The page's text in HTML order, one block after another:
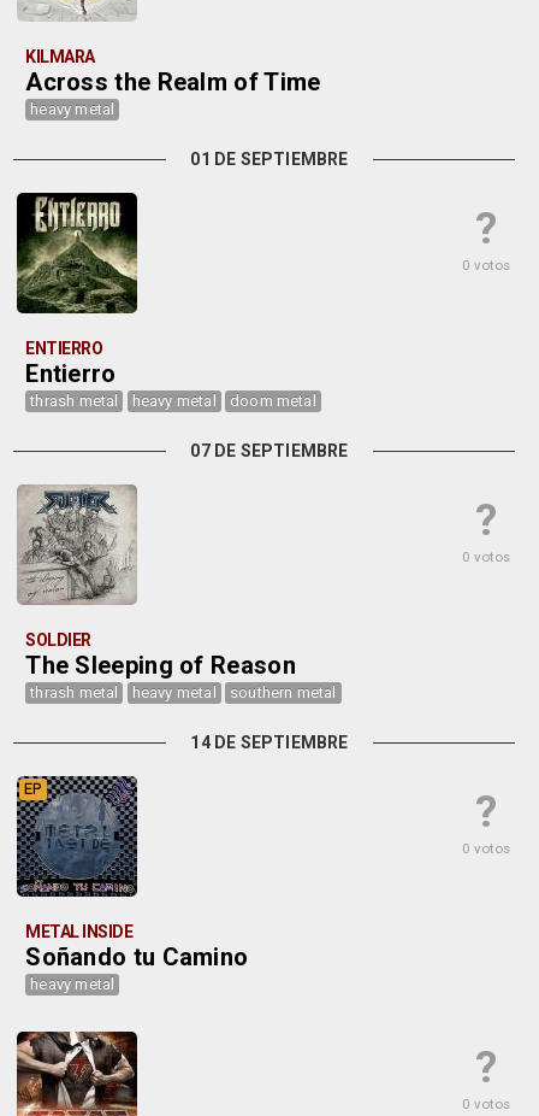
KILMARA
Across the Realm of Time
heavy metal
01 DE SEPTIEMBRE
?
0 votos
ENTIERRO
Entierro
thrash metal heavy metal doom metal
07 DE SEPTIEMBRE
?
0 votos
SOLDIER
The Sleeping of Reason
thrash metal heavy metal southern metal
14 DE SEPTIEMBRE
?
0 votos
EP
METAL INSIDE
Soñando tu Camino
heavy metal
?
0 votos